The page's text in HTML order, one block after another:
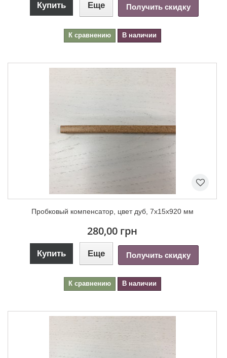
Купить Еще Получить скидку
К сравнению В наличии
Пробковый компенсатор, цвет дуб, 7х15х920 мм
280,00 грн
Купить Еще Получить скидку
К сравнению В наличии